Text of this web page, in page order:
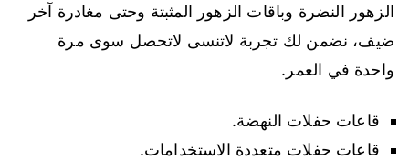
الزهور النضرة وباقات الزهور المثبتة وحتى مغادرة آخر
ضيف، نضمن لك تجربة لاتنسى لاتحصل سوى مرة
واحدة في العمر.
قاعات حفلات النهضة.
قاعات حفلات متعددة الاستخدامات.